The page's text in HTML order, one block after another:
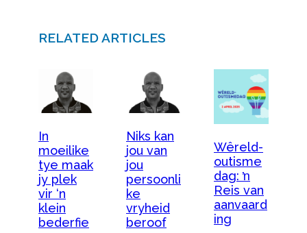
RELATED ARTICLES
In
moeilike
tye maak
jy plek
vir ‘n
klein
bederfie
Niks kan
jou van
jou
persoonli
ke
vryheid
beroof
Wêreld-
outisme
dag: ŉ
Reis van
aanvaard
ing